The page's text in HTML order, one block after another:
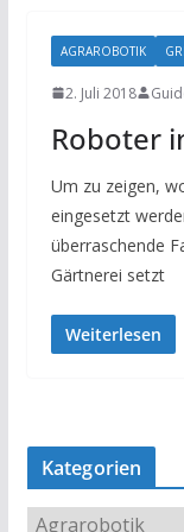
AGRAROBOTIK
2. Juli 2018
Roboter
Um zu zeigen,
eingesetzt
überraschende
Gärtnerei setzt
Weiterlesen
Kategorien